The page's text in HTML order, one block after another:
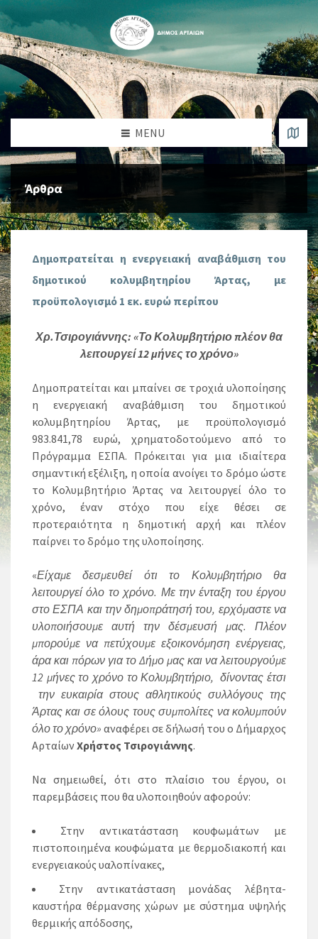
MENU
Άρθρα
Δημοπρατείται η ενεργειακή αναβάθμιση του
δημοτικού κολυμβητηρίου Άρτας, με
προϋπολογισμό 1 εκ. ευρώ περίπου
Χρ.Τσιρογιάννης: «Το Κολυμβητήριο πλέον θα
λειτουργεί 12 μήνες το χρόνο»
Δημοπρατείται και μπαίνει σε τροχιά υλοποίησης
η ενεργειακή αναβάθμιση του δημοτικού
κολυμβητηρίου Άρτας, με προϋπολογισμό
983.841,78 ευρώ, χρηματοδοτούμενο από το
Πρόγραμμα ΕΣΠΑ. Πρόκειται για μια ιδιαίτερα
σημαντική εξέλιξη, η οποία ανοίγει το δρόμο ώστε
το Κολυμβητήριο Άρτας να λειτουργεί όλο το
χρόνο, έναν στόχο που είχε θέσει σε
προτεραιότητα η δημοτική αρχή και πλέον
παίρνει το δρόμο της υλοποίησης.
«Είχαμε δεσμευθεί ότι το Κολυμβητήριο θα
λειτουργεί όλο το χρόνο. Με την ένταξη του έργου
στο ΕΣΠΑ και την δημοπράτησή του, ερχόμαστε να
υλοποιήσουμε αυτή την δέσμευσή μας. Πλέον
μπορούμε να πετύχουμε εξοικονόμηση ενέργειας,
άρα και πόρων για το Δήμο μας και να λειτουργούμε
12 μήνες το χρόνο το Κολυμβητήριο, δίνοντας έτσι
την ευκαιρία στους αθλητικούς συλλόγους της
Άρτας και σε όλους τους συμπολίτες να κολυμπούν
όλο το χρόνο» αναφέρει σε δήλωσή του ο Δήμαρχος
ΑρταίωνΧρήστος Τσιρογιάννης.
Να σημειωθεί, ότι στο πλαίσιο του έργου, οι
παρεμβάσεις που θα υλοποιηθούν αφορούν:
Στην αντικατάσταση κουφωμάτων με
πιστοποιημένα κουφώματα με θερμοδιακοπή και
ενεργειακούς υαλοπίνακες,
Στην αντικατάσταση μονάδας λέβητα-
καυστήρα θέρμανσης χώρων με σύστημα υψηλής
θερμικής απόδοσης,